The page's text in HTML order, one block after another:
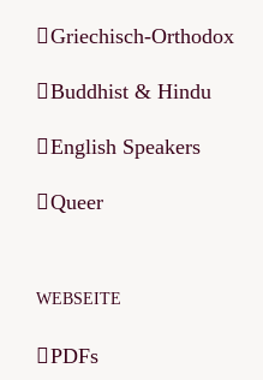
Griechisch-Orthodox
Buddhist & Hindu
English Speakers
Queer
WEBSEITE
PDFs